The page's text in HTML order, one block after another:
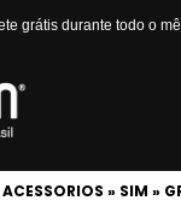
grátis durante todo o
ACESSORIOS » SIM »